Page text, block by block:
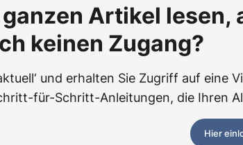
Artikel lesen,
keinen Zugang?
und erhalten Sie Zugriff auf eine
für-Schritt-Anleitungen, die Ihren
Hier